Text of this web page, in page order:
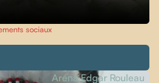
sociaux
Aréna Edgar Rouleau